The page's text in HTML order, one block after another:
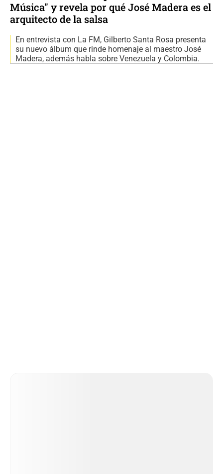
Música" y revela por qué José Madera es el
arquitecto de la salsa
En entrevista con La FM, Gilberto Santa Rosa presenta
su nuevo álbum que rinde homenaje al maestro José
Madera, además habla sobre Venezuela y Colombia.